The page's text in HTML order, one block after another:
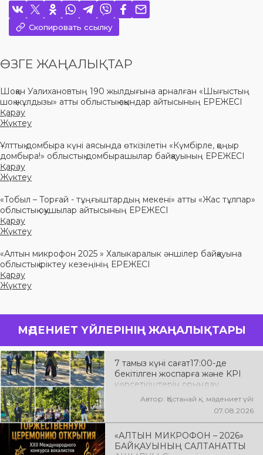
Скопировать ссылку
ӨЗГЕ ЖАҢАЛЫҚТАР
Шоқан Уалихановтың 190 жылдығына арналған «Шығыстың
шоқ жұлдызы» атты облыстық ақындар айтысының ЕРЕЖЕСІ
Қарау
Жүктеу
Ұлттық домбыра күні аясында өткізілетін «Күмбірле, қоңыр
домбыра!» облыстық домбырашылар байқауының ЕРЕЖЕСІ
Қарау
Жүктеу
«Тобыл – Торғай - тұңғыштардың мекені» атты «Жас тұлпар»
облыстық оқушылар айтысының ЕРЕЖЕСІ
Қарау
Жүктеу
«Алтын микрофон 2025 » Халыкаралык әншілер байқауына
облыстық іріктеу кезеңінің ЕРЕЖЕСІ
Қарау
Жүктеу
МӘДЕНИЕТ ҮЙЛЕРІНІҢ ЖАҢАЛЫҚТАРЫ
7 тамыз күні сағат17:00-де
бекітілген жоспарға және KPI
көрсеткіштерін орындау
аясында «Таза Қазақстан»
экологиялық акциясына арналған
көшпелі концерт Меңдіқара
ауданының Красная Пресня
ауылында өткізілді
Автор: Қостанай қ. мәдениет үйі
07.08.2026
«АЛТЫН МИКРОФОН – 2026»
БАЙҚАУЫНЫҢ САЛТАНАТТЫ